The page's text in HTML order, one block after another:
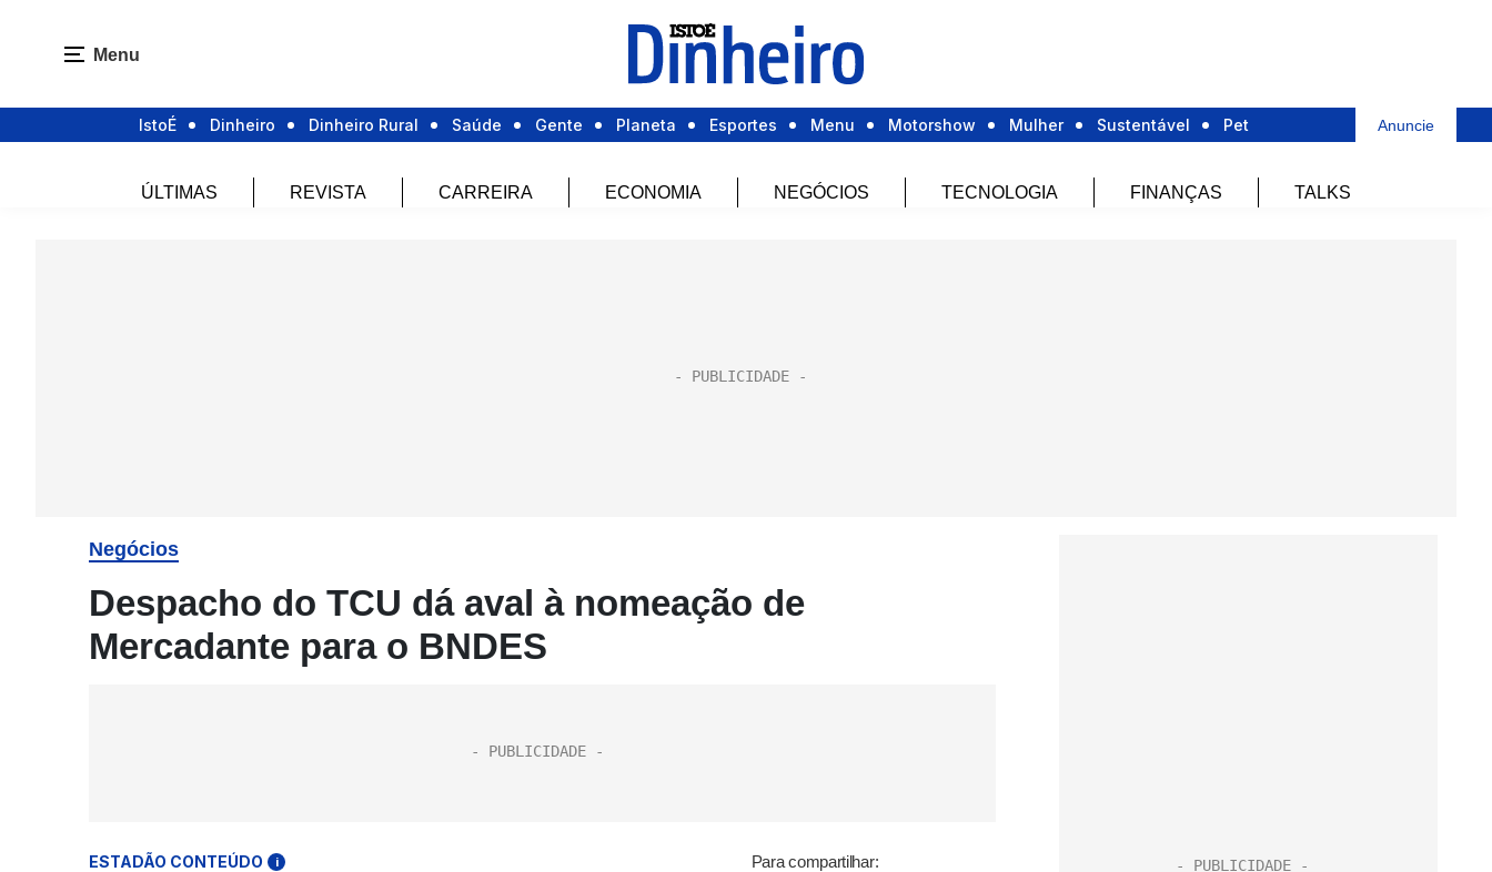
Menu
IstoÉ Dinheiro Dinheiro Rural Saúde Gente Planeta Esportes Menu Motorshow Mulher Sustentável Pet Anuncie
ÚLTIMAS REVISTA CARREIRA ECONOMIA NEGÓCIOS TECNOLOGIA FINANÇAS TALKS
Negócios
Despacho do TCU dá aval à nomeação de
Mercadante para o BNDES
ESTADÃO CONTEÚDO i Para compartilhar: